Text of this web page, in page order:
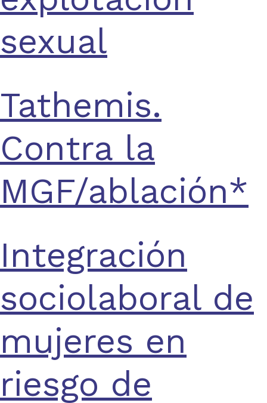
sexual
Tathemis.
Contra la
MGF/ablación*
Integración
sociolaboral de
mujeres en
riesgo de